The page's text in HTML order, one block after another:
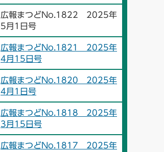
広報まつどNo.1822 2025年
5月1日号
広報まつどNo.1821 2025年
4月15日号
広報まつどNo.1820 2025年
4月1日号
広報まつどNo.1818 2025年
3月15日号
広報まつどNo.1817 2025年